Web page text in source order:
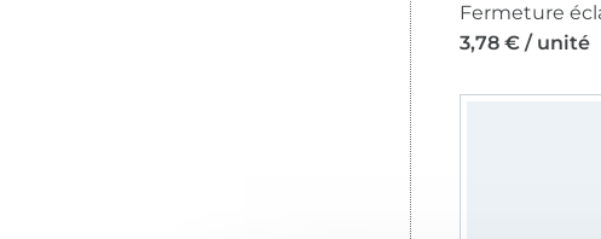
3,78 € / unité